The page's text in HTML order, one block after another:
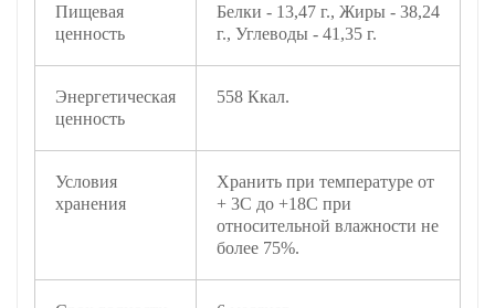
Пищевая
ценность
Белки - 13,47 г., Жиры - 38,24
г., Углеводы - 41,35 г.
Энергетическая
ценность
558 Ккал.
Условия
хранения
Хранить при температуре от
+ 3С до +18С при
относительной влажности не
более 75%.